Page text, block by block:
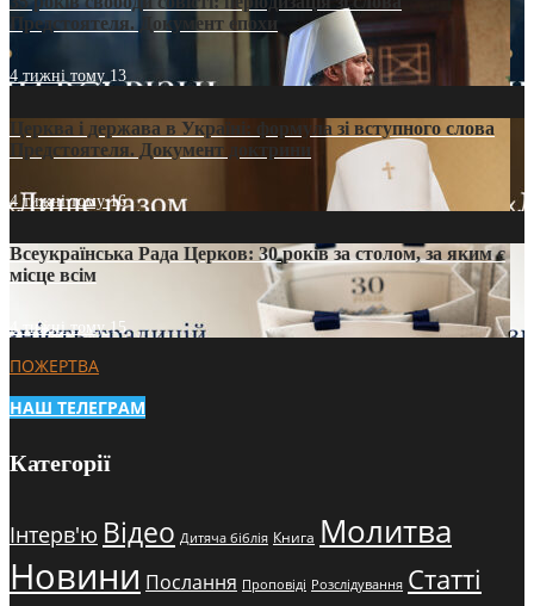
Предстоятеля. Документ епохи
4 тижні тому 13
Церква і держава в Україні: формула зі вступного слова
Предстоятеля. Документ доктрини
4 тижні тому16
Всеукраїнська Рада Церков: 30 років за столом, за яким є
місце всім
4 тижні тому15
ПОЖЕРТВА
НАШ ТЕЛЕГРАМ
Категорії
Інтерв'ю Відео Дитяча біблія Книга Молитва
Новини Послання Проповіді Розслідування Статті